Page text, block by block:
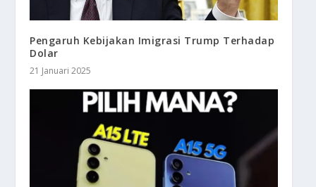
Pengaruh Kebijakan Imigrasi Trump Terhadap
Dolar
21 Januari 2025